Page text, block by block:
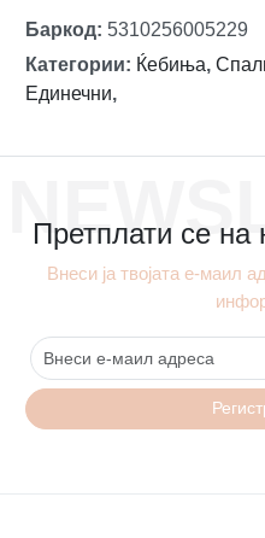
Баркод: 5310256005229
Категории: Ќебиња,
Единечни,
Претплати се
Внеси ја твојата е-маил